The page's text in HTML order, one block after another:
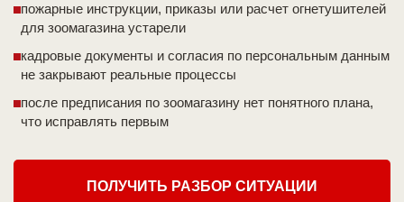
пожарные инструкции, приказы или расчет огнетушителей
для зоомагазина устарели
кадровые документы и согласия по персональным данным
не закрывают реальные процессы
после предписания по зоомагазину нет понятного плана,
что исправлять первым
ПОЛУЧИТЬ РАЗБОР СИТУАЦИИ